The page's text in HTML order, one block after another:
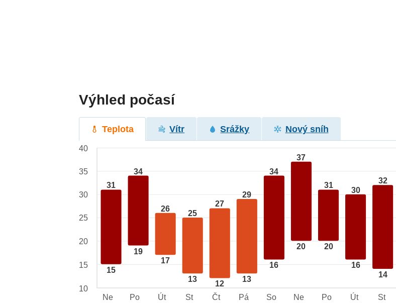
Výhled počasí
Teplota Vítr Srážky Nový sníh
31
15
34
19
26
17
25
13
27
12
29
13
34
16
37
20
31
20
30
16
32
14
40
35
30
25
20
15
10
Ne
Po Út St Čt Pá So Ne Po Út St